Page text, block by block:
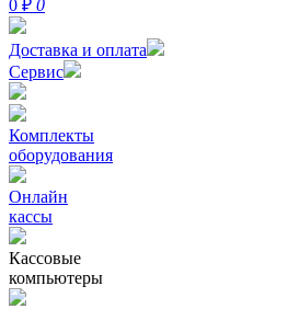
0 ₽ 0
Доставка и оплата
Сервис
Комплекты
оборудования
Онлайн
кассы
Кассовые
компьютеры